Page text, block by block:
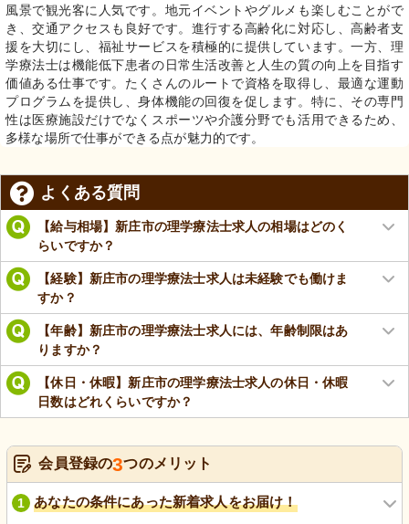
風景で観光客に人気です。地元イベントやグルメも楽しむことがで
き、交通アクセスも良好です。進行する高齢化に対応し、高齢者支
援を大切にし、福祉サービスを積極的に提供しています。一方、理
学療法士は機能低下患者の日常生活改善と人生の質の向上を目指す
価値ある仕事です。たくさんのルートで資格を取得し、最適な運動
プログラムを提供し、身体機能の回復を促します。特に、その専門
性は医療施設だけでなくスポーツや介護分野でも活用できるため、
多様な場所で仕事ができる点が魅力的です。
よくある質問
【給与相場】新庄市の理学療法士求人の相場はどのく
らいですか？
【経験】新庄市の理学療法士求人は未経験でも働けま
すか？
【年齢】新庄市の理学療法士求人には、年齢制限はあ
りますか？
【休日・休暇】新庄市の理学療法士求人の休日・休暇
日数はどれくらいですか？
会員登録の3つのメリット
1 あなたの条件にあった新着求人をお届け！